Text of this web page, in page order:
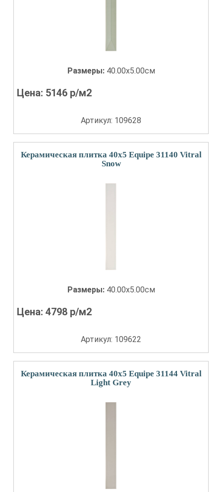
Размеры: 40.00x5.00см
Цена: 5146 р/м2
Артикул: 109628
Керамическая плитка 40x5 Equipe 31140 Vitral
Snow
Размеры: 40.00x5.00см
Цена:4798 р/м2
Артикул: 109622
Керамическая плитка 40x5 Equipe 31144 Vitral
Light Grey